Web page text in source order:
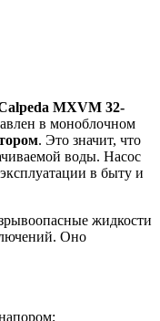
MXVM 32-
в моноблочном
. Это значит, что
воды. Насос
в быту и
жидкости
Оно